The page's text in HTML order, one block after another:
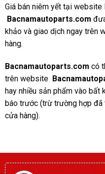
Giá bán niêm yết tại
Bacnamautoparts.com
khảo và giao dịch ngay trên
hàng.
Bacnamautoparts.com có
trên website
hay nhiều sản phẩm vào bất
báo trước (trừ trường hợp đã
cửa hàng).